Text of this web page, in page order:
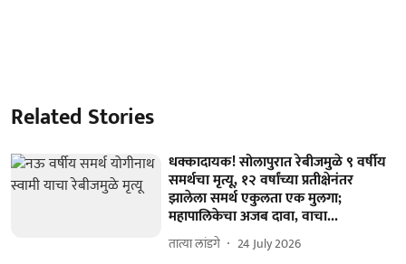
Related Stories
धक्कादायक! सोलापुरात रेबीजमुळे ९ वर्षीय
समर्थचा मृत्यू, १२ वर्षांच्या प्रतीक्षेनंतर
झालेला समर्थ एकुलता एक मुलगा;
महापालिकेचा अजब दावा, वाचा...
तात्या लांडगे 24 July 2026